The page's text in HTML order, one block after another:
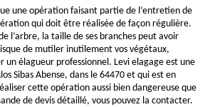
une opération faisant partie de l’entretien de
qui doit être réalisée de façon régulière.
l’arbre, la taille de ses branches peut avoir
de mutiler inutilement vos végétaux,
élagueur professionnel. Levi elagage est une
Sibas Abense, dans le 64470 et qui est en
cette opération aussi bien dangereuse que
de devis détaillé, vous pouvez la contacter.